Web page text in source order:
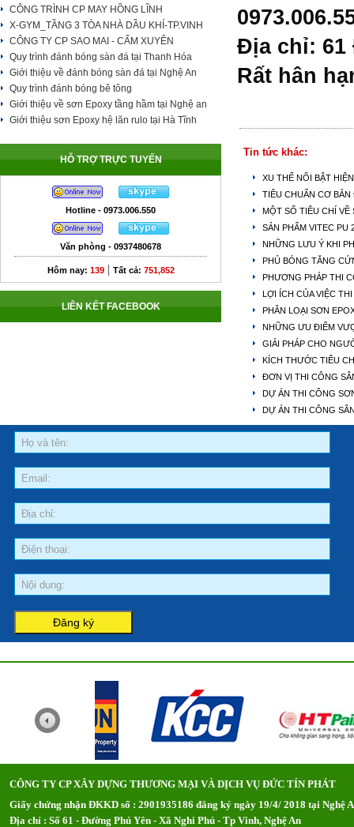
CÔNG TRÌNH CP MAY HỒNG LĨNH
X-GYM_TẦNG 3 TÒA NHÀ DẦU KHÍ-TP.VINH
CÔNG TY CP SAO MAI - CẨM XUYÊN
Quy trình đánh bóng sàn đá tại Thanh Hóa
Giới thiệu về đánh bóng sàn đá tại Nghệ An
Quy trình đánh bóng bê tông
Giới thiệu về sơn Epoxy tầng hầm tại Nghệ an
Giới thiệu sơn Epoxy hệ lăn rulo tại Hà Tĩnh
HỖ TRỢ TRỰC TUYẾN
Hotline - 0973.006.550
Văn phòng - 0937480678
Hôm nay: 139| Tất cả: 751,852
LIÊN KẾT FACEBOOK
Địa chỉ: 61
Rất hân
Tin tức khác:
XU THẾ NỔI BẬT
TIÊU CHUẨN CƠ
MỘT SỐ TIÊU CHÍ VỀ
SẢN PHẨM VITEC
NHỮNG LƯU Ý KHI
PHỦ BÓNG TĂNG
PHƯƠNG PHÁP THI
LỢI ÍCH CỦA VIỆC
PHÂN LOẠI SƠN
NHỮNG ƯU ĐIỂM
GIẢI PHÁP CHO
KÍCH THƯỚC TIÊU
ĐƠN VỊ THI CÔNG
DỰ ÁN THI CÔNG
DỰ ÁN THI CÔNG
CÔNG TY CP XÂY DỰNG THƯƠNG MẠI VÀ DỊCH VỤ ĐỨC TÍN PHÁT
Giấy chứng nhận ĐKKD số : 2901935186 đăng ký ngày 19/4/ 2018 tại Nghệ
Địa chỉ : Số 61 - Đường Phú Yên - Xã Nghi Phú - Tp Vinh, Nghệ An